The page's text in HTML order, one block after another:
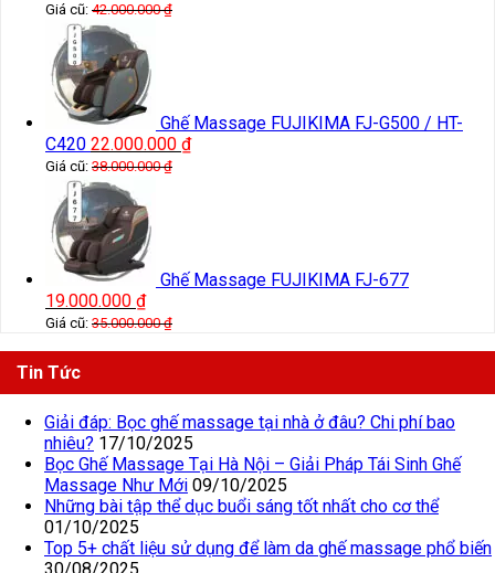
Giá cũ: 42.000.000₫
Ghế Massage FUJIKIMA FJ-G500 / HT-
C420 22.000.000 ₫
Giá cũ: 38.000.000₫
Ghế Massage FUJIKIMA FJ-677
19.000.000 ₫
Giá cũ: 35.000.000₫
Tin Tức
Giải đáp: Bọc ghế massage tại nhà ở đâu? Chi phí bao
nhiêu? 17/10/2025
Bọc Ghế Massage Tại Hà Nội – Giải Pháp Tái Sinh Ghế
Massage Như Mới 09/10/2025
Những bài tập thể dục buổi sáng tốt nhất cho cơ thể
01/10/2025
Top 5+ chất liệu sử dụng để làm da ghế massage phổ biến